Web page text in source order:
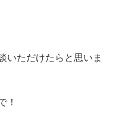
いただけたらと思いま
！